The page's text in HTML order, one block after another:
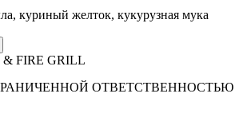
куриный желток, кукурузная мука
& FIRE GRILL
ОТВЕТСТВЕННОСТЬЮ